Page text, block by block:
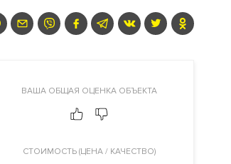
ВАША ОБЩАЯ ОЦЕНКА ОБЪЕКТА
CТОИМОСТЬ (ЦЕНА / КАЧЕСТВО)